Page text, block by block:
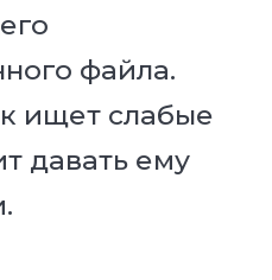
файла.
ищет слабые
давать ему